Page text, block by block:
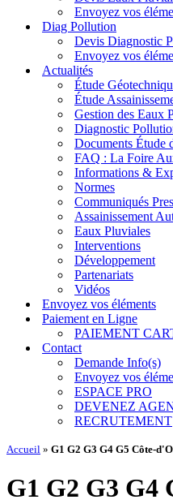
Envoyez vos
Diag Pollution
Devis Diagnostic
Envoyez vos
Actualités
Étude
Étude
Gestion des Eaux
Diagnostic
Documents Étude
FAQ : La Foire
Informations &
Normes
Communiqués
Assainissement
Eaux Pluviales
Interventions
Développement
Partenariats
Vidéos
Envoyez vos éléments
Paiement en Ligne
PAIEMENT
Contact
Demande Info(s)
Envoyez vos
ESPACE PRO
DEVENEZ
RECRUTEMENT
Accueil » G1 G2 G3 G4 G5 Côte-
G1 G2 G3 G4